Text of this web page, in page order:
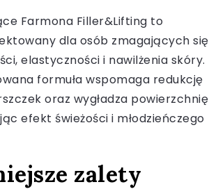
Farmona Filler&Lifting to
dla osób zmagających się
elastyczności i nawilżenia skóry.
formuła wspomaga redukcję
oraz wygładza powierzchnię
efekt świeżości i młodzieńczego
zalety